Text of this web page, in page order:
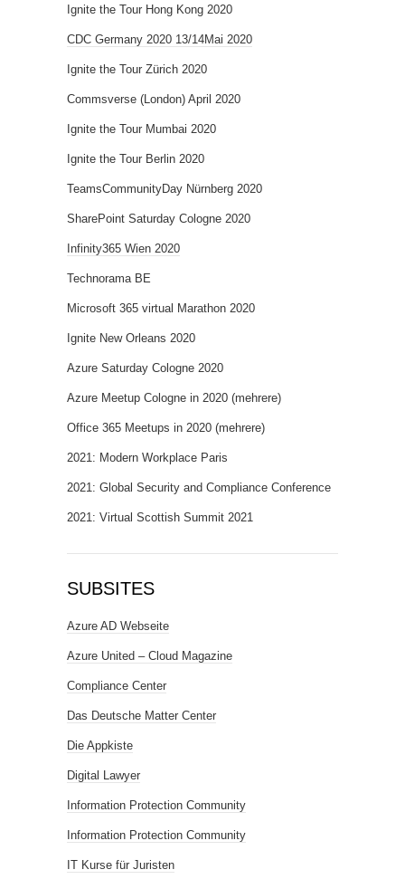
Ignite the Tour Hong Kong 2020
CDC Germany 2020 13/14Mai 2020
Ignite the Tour Zürich 2020
Commsverse (London) April 2020
Ignite the Tour Mumbai 2020
Ignite the Tour Berlin 2020
TeamsCommunityDay Nürnberg 2020
SharePoint Saturday Cologne 2020
Infinity365 Wien 2020
Technorama BE
Microsoft 365 virtual Marathon 2020
Ignite New Orleans 2020
Azure Saturday Cologne 2020
Azure Meetup Cologne in 2020 (mehrere)
Office 365 Meetups in 2020 (mehrere)
2021: Modern Workplace Paris
2021: Global Security and Compliance Conference
2021: Virtual Scottish Summit 2021
SUBSITES
Azure AD Webseite
Azure United – Cloud Magazine
Compliance Center
Das Deutsche Matter Center
Die Appkiste
Digital Lawyer
Information Protection Community
Information Protection Community
IT Kurse für Juristen